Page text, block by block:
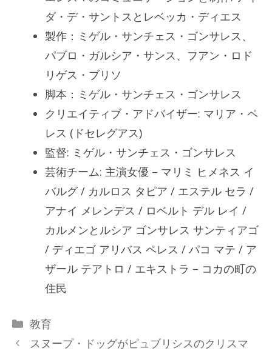
ダ・デ・サントスとレベッカ・ディエス
製作：ミゲル・サンチェス・ゴンサレス、
パブロ・ガルシア・サンス、フアン・ロド
リゲス・ブリソ
脚本：ミゲル・サンチェス・ゴンサレス
クリエイティブ・アドバイザー: マリア・ペ
レス (ドセレグアス)
監督: ミゲル・サンチェス・ゴンサレス
芸術チーム: 主演女優 – マリミ ヒメネス イ
バルグ / カルロス タピア / エステル セラ /
アナイ メレンデス / ロベルト デル レイ /
カルメンとルシア ゴンサレス サンティアゴ
/ ディエゴ アリバス ペレス / パコ マテ / ア
ザール テアトロ / エキストラ – コカの町の
住民
カ
テ
教育
スヌープ・ドッグがピュブリシスのクリスマ